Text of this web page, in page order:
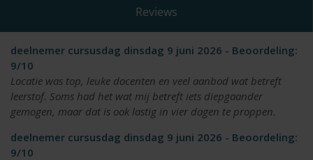
Reviews
deelnemer cursusdag dinsdag 9 juni 2026 - Beoordeling:
9/10
Locatie was top, leuke docenten en veel aanbod wat betreft
leerstof. Soms had het wat mij betreft iets diepgaander
gemogen, maar dat is ook lastig in vier dagen te proppen.
deelnemer cursusdag dinsdag 9 juni 2026 - Beoordeling:
9/10